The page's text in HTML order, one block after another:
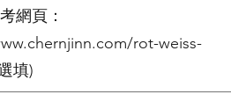
網頁：
rot-weiss-
填)